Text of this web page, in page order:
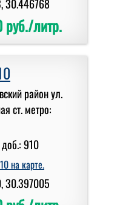
30.446768
руб./литр.
район ул.
ст. метро:
910
на карте.
30.397005